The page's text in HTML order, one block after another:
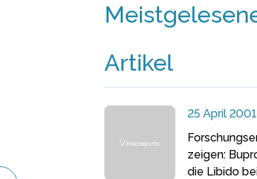
Artikel
25 April 2001
zeigen:
die Libido